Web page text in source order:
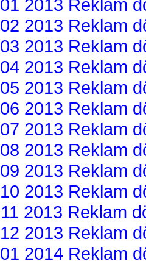
01 2013 Reklam
02 2013 Reklam
03 2013 Reklam
04 2013 Reklam
05 2013 Reklam
06 2013 Reklam
07 2013 Reklam
08 2013 Reklam
09 2013 Reklam
10 2013 Reklam
11 2013 Reklam
12 2013 Reklam
01 2014 Reklam